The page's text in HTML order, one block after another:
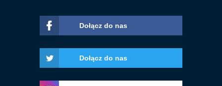
Dołącz do nas
Dołącz do nas